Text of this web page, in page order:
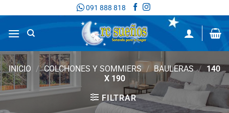
al
contenido
091 888 818
INICIO / COLCHONES Y SOMMIERS / BAULERAS / 140
X 190
FILTRAR